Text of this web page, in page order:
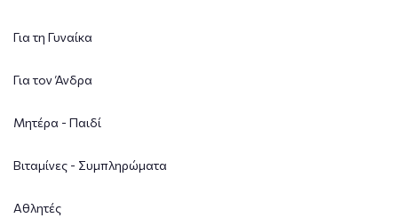
Για τη Γυναίκα
Για τον Άνδρα
Μητέρα - Παιδί
Βιταμίνες - Συμπληρώματα
Αθλητές